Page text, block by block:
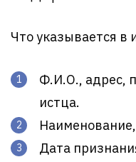
Что указывается в
Ф.И.О., адрес,
истца.
Дата